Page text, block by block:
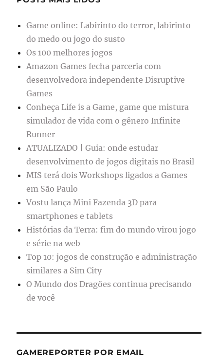
Game online: Labirinto do terror, labirinto
do medo ou jogo do susto
Os 100 melhores jogos
Amazon Games fecha parceria com
desenvolvedora independente Disruptive
Games
Conheça Life is a Game, game que mistura
simulador de vida com o gênero Infinite
Runner
ATUALIZADO | Guia: onde estudar
desenvolvimento de jogos digitais no Brasil
MIS terá dois Workshops ligados a Games
em São Paulo
Vostu lança Mini Fazenda 3D para
smartphones e tablets
Histórias da Terra: fim do mundo virou jogo
e série na web
Top 10: jogos de construção e administração
similares a Sim City
O Mundo dos Dragões continua precisando
de você
GAMEREPORTER POR EMAIL